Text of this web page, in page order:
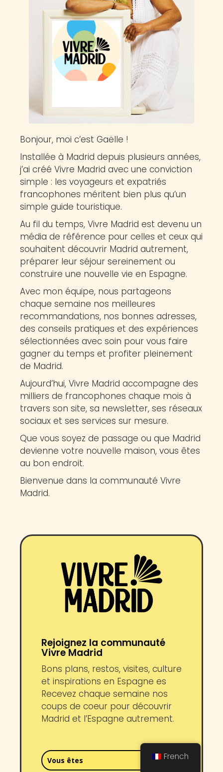
Bonjour, moi c’est Gaëlle !
Installée à Madrid depuis plusieurs années,
j’ai créé Vivre Madrid avec une conviction
simple : les voyageurs et expatriés
francophones méritent bien plus qu’un
simple guide touristique.
Au fil du temps, Vivre Madrid est devenu un
média de référence pour celles et ceux qui
souhaitent découvrir Madrid autrement,
préparer leur séjour sereinement ou
construire une nouvelle vie en Espagne.
Avec mon équipe, nous partageons
chaque semaine nos meilleures
recommandations, nos bonnes adresses,
des conseils pratiques et des expériences
sélectionnées avec soin pour vous faire
gagner du temps et profiter pleinement
de Madrid.
Aujourd’hui, Vivre Madrid accompagne des
milliers de francophones chaque mois à
travers son site, sa newsletter, ses réseaux
sociaux et ses services sur mesure.
Que vous soyez de passage ou que Madrid
devienne votre nouvelle maison, vous êtes
au bon endroit.
Bienvenue dans la communauté Vivre
Madrid.
Rejoignez la communauté
Vivre Madrid
Bons plans, restos, visites, culture
et inspirations en Espagne es
Recevez chaque semaine nos
coups de coeur pour découvrir
Madrid et l’Espagne autrement.
French